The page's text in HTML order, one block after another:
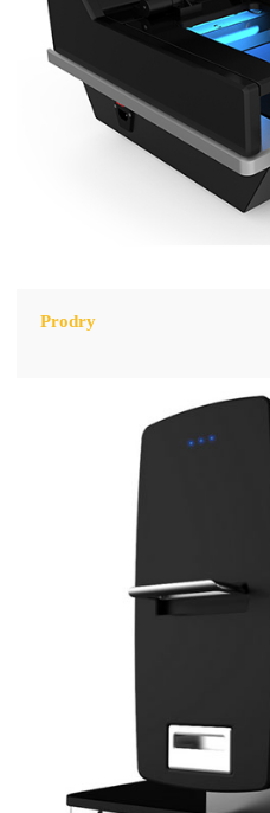
Prodry